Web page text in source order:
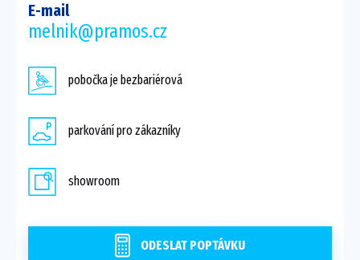
E-mail
melnik@pramos.cz
pobočka je bezbariérová
parkování pro zákazníky
showroom
ODESLAT POPTÁVKU